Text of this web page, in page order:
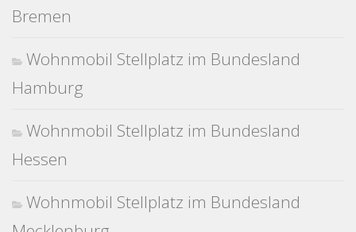
Bremen
Wohnmobil Stellplatz im Bundesland
Hamburg
Wohnmobil Stellplatz im Bundesland
Hessen
Wohnmobil Stellplatz im Bundesland